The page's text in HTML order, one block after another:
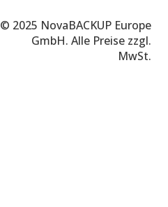
© 2025 NovaBACKUP Europe
GmbH. Alle Preise zzgl.
MwSt.